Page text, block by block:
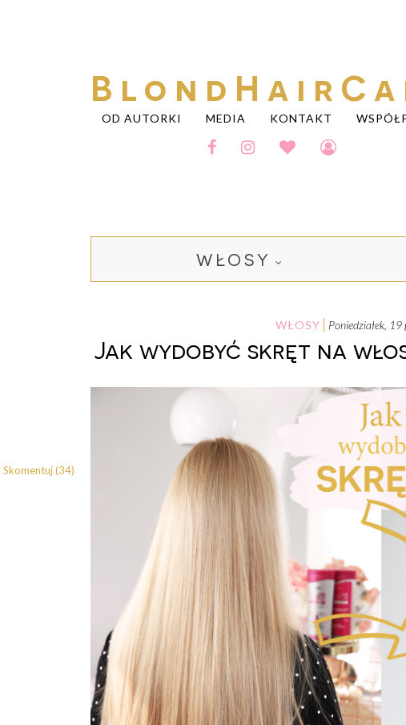
OD AUTORKI MEDIA KONTAKT
WŁOSY
WŁOSY poniedziałek,
Jak wydobyć skręt na
Skomentuj (34)